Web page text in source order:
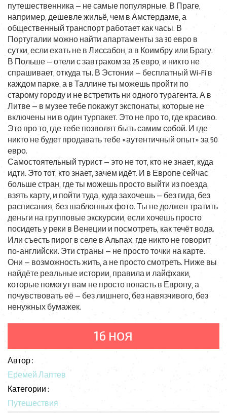
путешественника — не самые популярные. В Праге,
например, дешевле жильё, чем в Амстердаме, а
общественный транспорт работает как часы. В
Португалии можно найти апартаменты за 30 евро в
сутки, если ехать не в Лиссабон, а в Коимбру или Брагу.
В Польше — отели с завтраком за 25 евро, и никто не
спрашивает, откуда ты. В Эстонии — бесплатный Wi-Fi в
каждом парке, а в Таллине ты можешь пройти по
старому городу и не встретить ни одного турагента. А в
Литве — в музее тебе покажут экспонаты, которые не
включены ни в один турпакет. Это не про то, где красиво.
Это про то, где тебе позволят быть самим собой. И где
никто не будет продавать тебе «аутентичный опыт» за 50
евро.
Самостоятельный турист — это не тот, кто не знает, куда
идти. Это тот, кто знает, зачем идёт. И в Европе сейчас
больше стран, где ты можешь просто выйти из поезда,
взять карту, и пойти туда, куда захочешь — без гида, без
расписания, без шаблонных фото. Ты не должен тратить
деньги на групповые экскурсии, если хочешь просто
посидеть у реки в Венеции и посмотреть, как течёт вода.
Или съесть пирог в селе в Альпах, где никто не говорит
по-английски. Эти страны — не просто точки на карте.
Они — возможность жить, а не просто смотреть. Ниже вы
найдёте реальные истории, правила и лайфхаки,
которые помогут вам не просто попасть в Европу, а
почувствовать её — без лишнего, без навязчивого, без
ненужных бумажек.
16 ноя
Автор :
Еремей Лаптев
Категории :
Путешествия